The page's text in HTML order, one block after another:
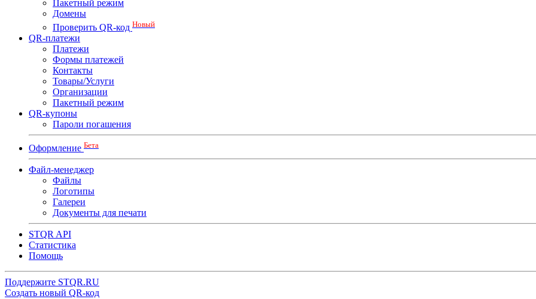
Пакетный режим
Домены
Проверить QR-код Новый
QR-платежи
Платежи
Формы платежей
Контакты
Товары/Услуги
Организации
Пакетный режим
QR-купоны
Пароли погашения
Оформление Бета
Файл-менеджер
Файлы
Логотипы
Галереи
Документы для печати
STQR API
Cтатистика
Помощь
Поддержите STQR.RU
Создать новый QR-код